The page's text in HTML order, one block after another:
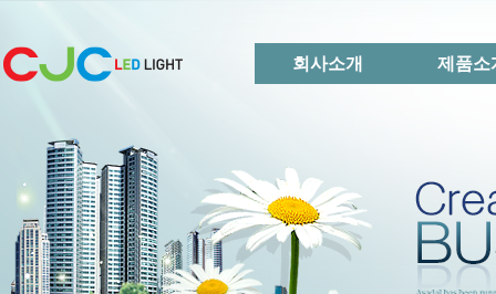
회사소개 제품소